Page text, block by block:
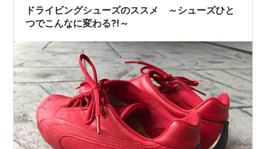
例 …
ドライビングシューズのススメ ～シューズひと
つでこんなに変わる⁈～